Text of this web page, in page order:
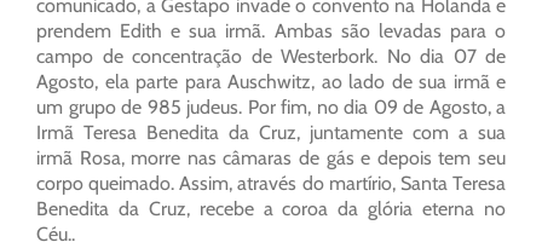
comunicado, a Gestapo invade o convento na Holanda e
prendem Edith e sua irmã. Ambas são levadas para o
campo de concentração de Westerbork. No dia 07 de
Agosto, ela parte para Auschwitz, ao lado de sua irmã e
um grupo de 985 judeus. Por fim, no dia 09 de Agosto, a
Irmã Teresa Benedita da Cruz, juntamente com a sua
irmã Rosa, morre nas câmaras de gás e depois tem seu
corpo queimado. Assim, através do martírio, Santa Teresa
Benedita da Cruz, recebe a coroa da glória eterna no
Céu..